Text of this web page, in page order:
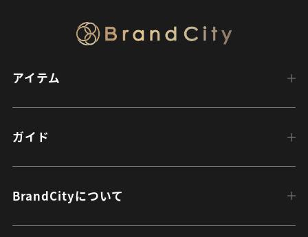
アイテム
ガイド
BrandCityについて